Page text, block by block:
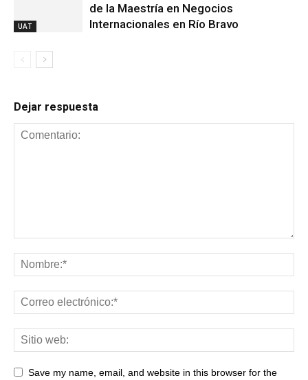
UAT
de la Maestría en Negocios
Internacionales en Río Bravo
Dejar respuesta
Save my name, email, and website in this browser for the